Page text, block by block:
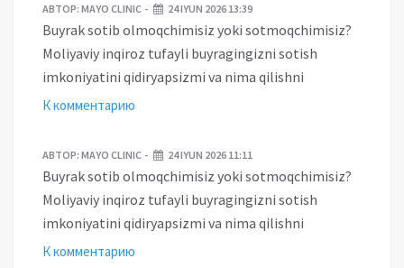
АВТОР: MAYO CLINIC 24 IYUN 2026 13:39
Buyrak sotib olmoqchimisiz yoki sotmoqchimisiz?
Moliyaviy inqiroz tufayli buyragingizni sotish
imkoniyatini qidiryapsizmi va nima qilishni
К комментарию
АВТОР: MAYO CLINIC 24 IYUN 2026 11:11
Buyrak sotib olmoqchimisiz yoki sotmoqchimisiz?
Moliyaviy inqiroz tufayli buyragingizni sotish
imkoniyatini qidiryapsizmi va nima qilishni
К комментарию